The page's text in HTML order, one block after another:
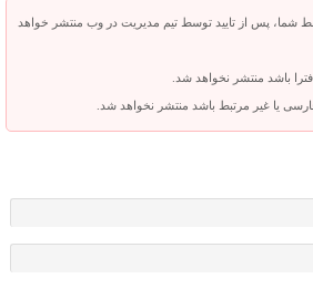
شما، پس از تایید توسط تیم مدیریت در وب منتشر خواهد
باشد منتشر نخواهد شد.
یا غیر مرتبط باشد منتشر نخواهد شد.